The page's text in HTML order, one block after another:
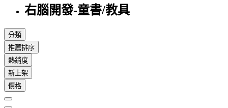
右腦開發-童書/教具
分類
推薦排序
熱銷度
新上架
價格